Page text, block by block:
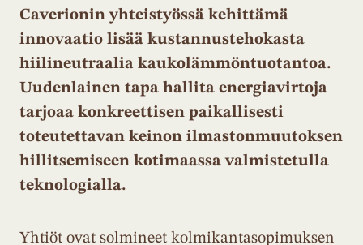
Caverionin yhteistyössä kehittämä
innovaatio lisää kustannustehokasta
hiilineutraalia kaukolämmöntuotantoa.
Uudenlainen tapa hallita energiavirtoja
tarjoaa konkreettisen paikallisesti
toteutettavan keinon ilmastonmuutoksen
hillitsemiseen kotimaassa valmistetulla
teknologialla.
Yhtiöt ovat solmineet kolmikantasopimuksen